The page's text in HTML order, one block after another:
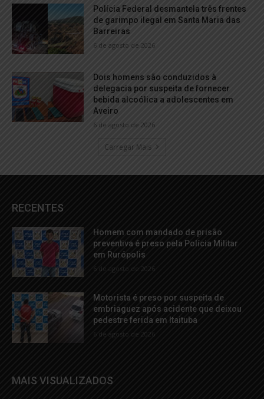
Polícia Federal desmantela três frentes
de garimpo ilegal em Santa Maria das
Barreiras
6 de agosto de 2026
Dois homens são conduzidos à
delegacia por suspeita de fornecer
bebida alcoólica a adolescentes em
Aveiro
6 de agosto de 2026
Carregar Mais
RECENTES
Homem com mandado de prisão
preventiva é preso pela Polícia Militar
em Rurópolis
6 de agosto de 2026
Motorista é preso por suspeita de
embriaguez após acidente que deixou
pedestre ferida em Itaituba
6 de agosto de 2026
MAIS VISUALIZADOS